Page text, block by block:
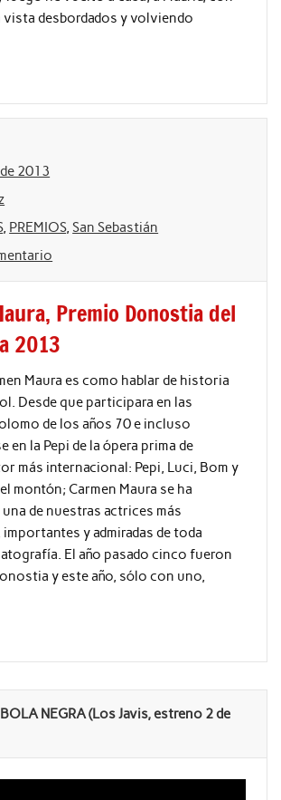
vista desbordados y volviendo
2013
, PREMIOS,San Sebastián
Premio Donostia del
2013
Maura es como hablar de historia
Desde que participara en las
de los años 70 e incluso
la Pepi de la ópera prima de
más internacional: Pepi, Luci, Bom y
montón; Carmen Maura se ha
de nuestras actrices más
y admiradas de toda
El año pasado cinco fueron
y este año, sólo con uno,
NEGRA (Los Javis, estreno 2 de